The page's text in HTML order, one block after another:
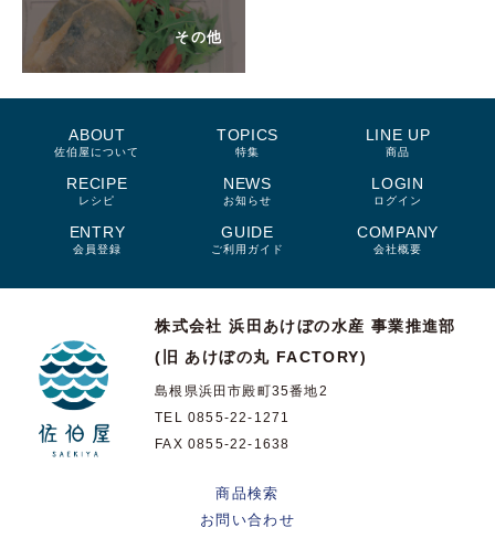
その他
ABOUT
佐伯屋について
TOPICS
特集
LINE UP
商品
RECIPE
レシピ
NEWS
お知らせ
LOGIN
ログイン
ENTRY
会員登録
GUIDE
ご利用ガイド
COMPANY
会社概要
株式会社 浜田あけぼの水産 事業推進部
(旧 あけぼの丸 FACTORY)
島根県浜田市殿町35番地2
TEL 0855-22-1271
FAX 0855-22-1638
商品検索
お問い合わせ